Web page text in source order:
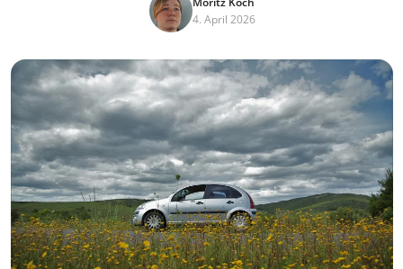
4. April 2026